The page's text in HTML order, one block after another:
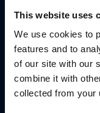
This website uses
We use cookies to
features and to
of our site with our
combine it with
collected from your
MÜÜGIJUHT
Mark Milvek